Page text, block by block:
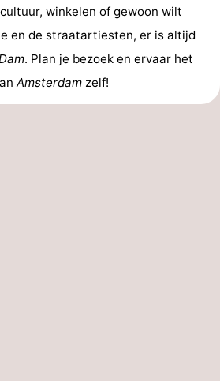
winkelen of gewoon wilt
en de straatartiesten, er is altijd
. Plan je bezoek en ervaar het
Amsterdam zelf!